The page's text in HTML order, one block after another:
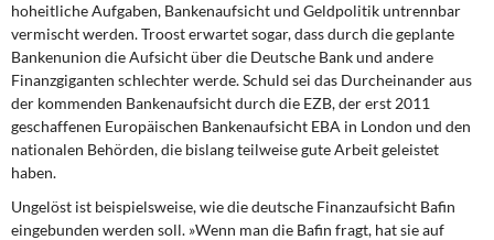
hoheitliche Aufgaben, Bankenaufsicht und Geldpolitik untrennbar
vermischt werden. Troost erwartet sogar, dass durch die geplante
Bankenunion die Aufsicht über die Deutsche Bank und andere
Finanzgiganten schlechter werde. Schuld sei das Durcheinander aus
der kommenden Bankenaufsicht durch die EZB, der erst 2011
geschaffenen Europäischen Bankenaufsicht EBA in London und den
nationalen Behörden, die bislang teilweise gute Arbeit geleistet
haben.
Ungelöst ist beispielsweise, wie die deutsche Finanzaufsicht Bafin
eingebunden werden soll. »Wenn man die Bafin fragt, hat sie auf